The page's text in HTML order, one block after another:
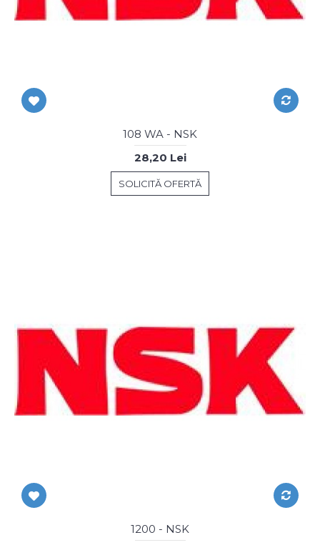
108 WA - NSK
28,20 Lei
SOLICITĂ OFERTĂ
1200 - NSK